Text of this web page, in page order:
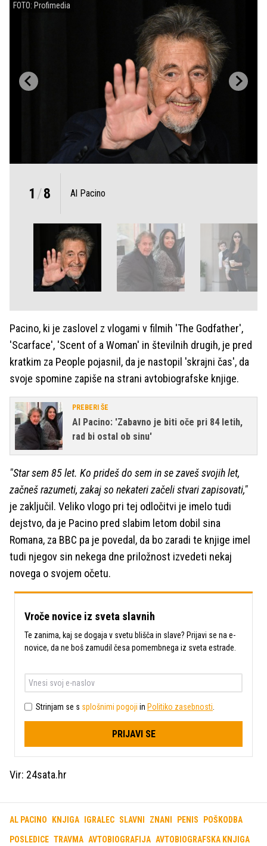
FOTO: Profimedia
1 /8 Al Pacino
Pacino, ki je zaslovel z vlogami v filmih 'The Godfather',
'Scarface', 'Scent of a Woman' in številnih drugih, je pred
kratkim za People pojasnil, da je nastopil 'skrajni čas', da
svoje spomine zapiše na strani avtobiografske knjige.
PREBERI ŠE
Al Pacino: 'Zabavno je biti oče pri 84 letih,
rad bi ostal ob sinu'
"Star sem 85 let. Ko prideš do sem in se zaveš svojih let,
začneš razumeti, zakaj so nekateri začeli stvari zapisovati,"
je zaključil. Veliko vlogo pri tej odločitvi je imelo tudi
dejstvo, da je Pacino pred slabim letom dobil sina
Romana, za BBC pa je povedal, da bo zaradi te knjige imel
tudi njegov sin nekega dne priložnost izvedeti nekaj
novega o svojem očetu.
Vroče novice iz sveta slavnih
Te zanima, kaj se dogaja v svetu blišča in slave? Prijavi se na e-
novice, da ne boš zamudil česa pomembnega iz sveta estrade.
Strinjam se s splošnimi pogoji in Politiko zasebnosti
PRIJAVI SE
Vir: 24sata.hr
AL PACINO KNJIGA IGRALEC SLAVNI ZNANI PENIS POŠKODBA
POSLEDICE TRAVMA AVTOBIOGRAFIJA AVTOBIOGRAFSKA KNJIGA